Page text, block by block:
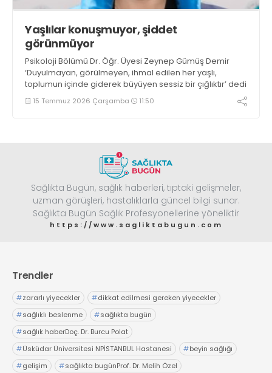
Yaşlılar konuşmuyor, şiddet
görünmüyor
Psikoloji Bölümü Dr. Öğr. Üyesi Zeynep Gümüş Demir
‘Duyulmayan, görülmeyen, ihmal edilen her yaşlı,
toplumun içinde giderek büyüyen sessiz bir çığlıktır’ dedi
15 Temmuz 2026 Çarşamba 11:50
Sağlıkta Bugün, sağlık haberleri, tıptaki gelişmeler,
uzman görüşleri, hastalıklarla güncel bilgi sunar.
Sağlıkta Bugün Sağlık Profesyonellerine yöneliktir
https://www.sagliktabugun.com
Trendler
#zararlı yiyecekler #dikkat edilmesi gereken yiyecekler
#sağlıklı beslenme #sağlıkta bugün
#sağlık haberDoç. Dr. Burcu Polat
#Üsküdar Üniversitesi NPİSTANBUL Hastanesi #beyin sağlığı
#gelişim #sağlıkta bugünProf. Dr. Melih Özel